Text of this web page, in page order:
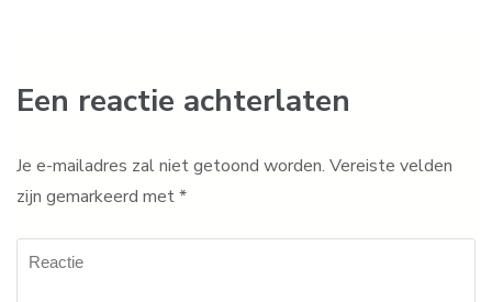
Een reactie achterlaten
Je e-mailadres zal niet getoond worden. Vereiste velden
zijn gemarkeerd met*
Reactie